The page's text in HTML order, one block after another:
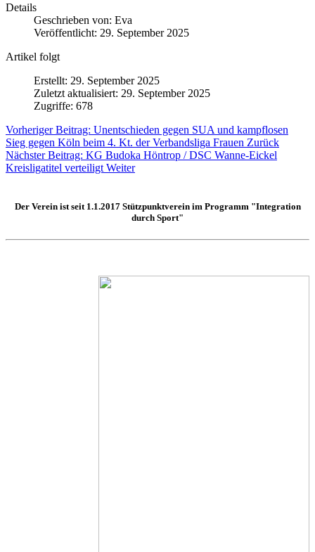
Details
Geschrieben von: Eva
Veröffentlicht: 29. September 2025
Artikel folgt
Erstellt: 29. September 2025
Zuletzt aktualisiert: 29. September 2025
Zugriffe: 678
Vorheriger Beitrag: Unentschieden gegen SUA und kampflosen
Sieg gegen Köln beim 4. Kt. der Verbandsliga Frauen Zurück
Nächster Beitrag: KG Budoka Höntrop / DSC Wanne-Eickel
Kreisligatitel verteiligt Weiter
Der Verein ist seit 1.1.2017 Stützpunktvereinim Programm "Integration
durch Sport"